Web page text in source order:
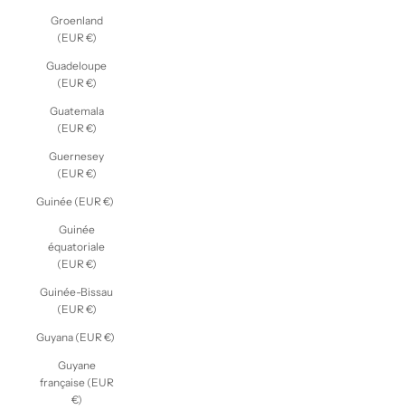
Groenland
(EUR €)
Guadeloupe
(EUR €)
Guatemala
(EUR €)
Guernesey
(EUR €)
Guinée (EUR €)
Guinée
équatoriale
(EUR €)
Guinée-Bissau
(EUR €)
Guyana (EUR €)
Guyane
française (EUR
€)